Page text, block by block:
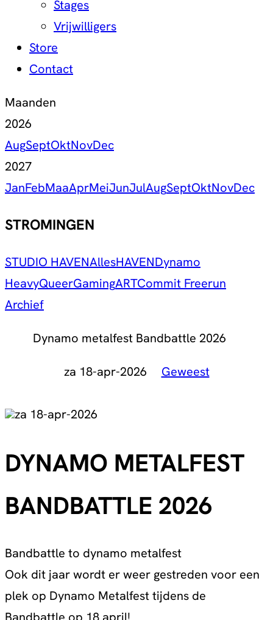
Stages
Vrijwilligers
Store
Contact
Maanden
2026
AugSeptOktNovDec
2027
JanFebMaaAprMeiJunJulAugSeptOktNovDec
STROMINGEN
STUDIO HAVENAllesHAVENDynamo
HeavyQueerGamingARTCommit Freerun
Archief
Dynamo metalfest Bandbattle 2026
za 18-apr-2026 Geweest
za 18-apr-2026
DYNAMO METALFEST
BANDBATTLE 2026
Bandbattle to dynamo metalfest
Ook dit jaar wordt er weer gestreden voor een
plek op Dynamo Metalfest tijdens de